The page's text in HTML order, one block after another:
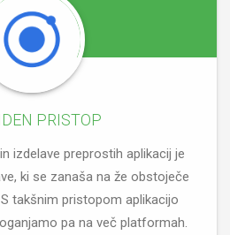
PRISTOP
izdelave preprostih aplikacij je
ki se zanaša na že obstoječe
takšnim pristopom aplikacijo
pa na več platformah.